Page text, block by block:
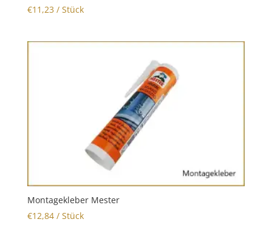
€11,23 / Stück
Montagekleber Mester
€12,84/ Stück